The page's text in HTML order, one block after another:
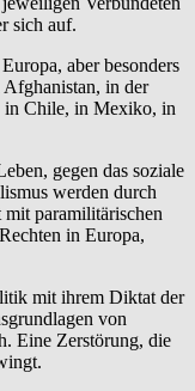
sich auf.
aber besonders
in der
in Chile, in Mexiko, in
gegen das soziale
werden durch
paramilitärischen
in Europa,
mit ihrem Diktat der
von
Eine Zerstörung, die